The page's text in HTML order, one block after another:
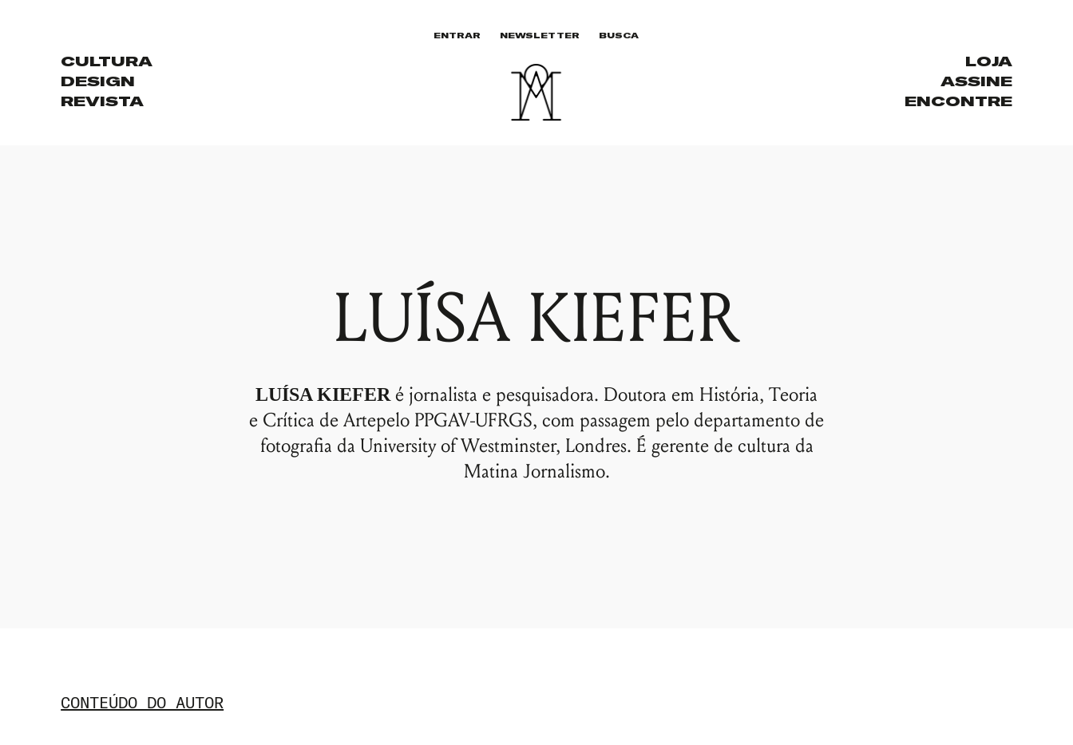
CULTURA
DESIGN
REVISTA
ENTRAR NEWSLETTER BUSCA
LOJA
ASSINE
ENCONTRE
LUÍSA KIEFER
LUÍSA KIEFERé jornalista e pesquisadora. Doutora em História, Teoria
e Crítica de Artepelo PPGAV-UFRGS, com passagem pelo departamento de
fotografia da University of Westminster, Londres. É gerente de cultura da
Matina Jornalismo.
CONTEÚDO DO AUTOR